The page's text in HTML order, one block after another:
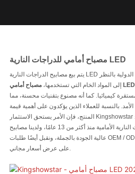
مصباح أمامي للدراجات النارية LED
يتم بيع مصابيح الدراجات النارية LED الخاصة بنا بشكل جيد في السوق الدولية بالنظر
إلى المواد الخام التي تستخدمها،
كيميائيا. كما أنه مصنوع بتقنيات محسنة، مما
بالنسبة للعملاء الذين يؤكدون على أهمية قيمة
المنتج، فإن الأمر يستحق الاستثمار Kingshowstar هي شركة مصنعة لمصابيح
الدراجات النارية الأمامية منذ أكثر من 13 عامًا، ولدينا مصابيح LED للدراجات النارية
عالية الجودة بالجملة، ونقبل أيضًا طلبات OEM / ODM، نرحب بالاتصال بنا للحصول